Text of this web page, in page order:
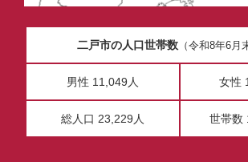
二戸市の人口世帯数（令和8年6月
男性 11,049人 女性
総人口 23,229人 世帯数